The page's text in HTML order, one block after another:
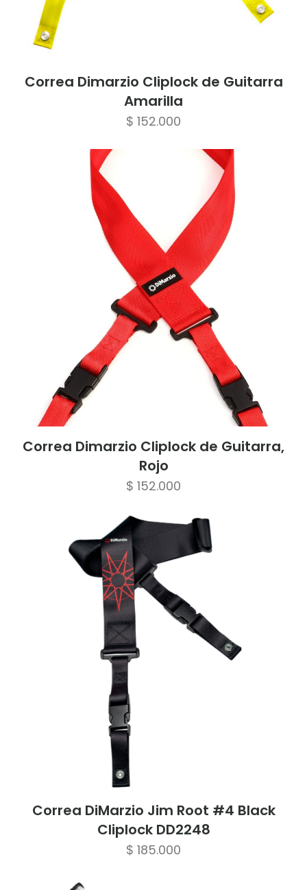
Correa Dimarzio Cliplock de Guitarra
Amarilla
$ 152.000
Correa Dimarzio Cliplock de Guitarra,
Rojo
$ 152.000
Correa DiMarzio Jim Root #4 Black
Cliplock DD2248
$ 185.000